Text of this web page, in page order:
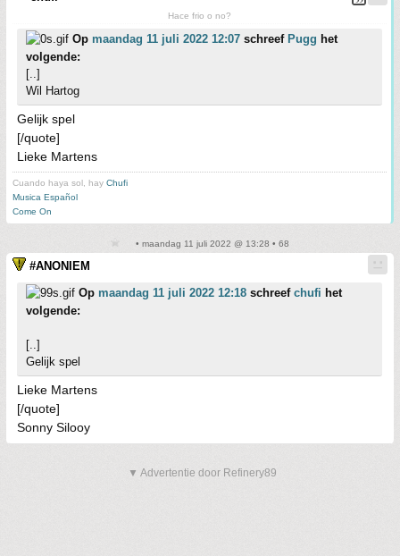
Hace frio o no?
Op maandag 11 juli 2022 12:07 schreef Pugg het
volgende:
[..]
Wil Hartog
Gelijk spel
[/quote]
Lieke Martens
Cuando haya sol, hay Chufi
Musica Español
Come On
• maandag 11 juli 2022 @ 13:28 • 68
#ANONIEM
Op maandag 11 juli 2022 12:18 schreef chufi het
volgende:
[..]
Gelijk spel
Lieke Martens
[/quote]
Sonny Silooy
▼ Advertentie door Refinery89